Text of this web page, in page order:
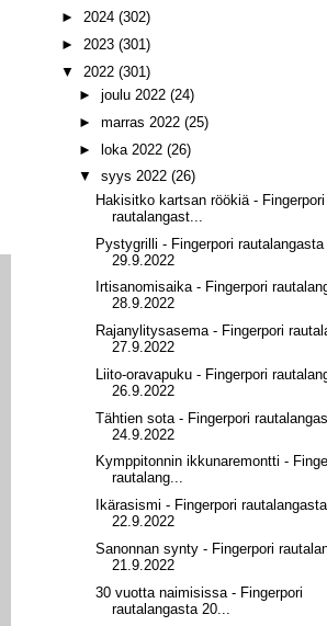
► 2024 (302)
► 2023 (301)
▼ 2022 (301)
► joulu 2022 (24)
► marras 2022 (25)
► loka 2022 (26)
▼ syys 2022 (26)
Hakisitko kartsan röökiä - Fingerpori
rautalangast...
Pystygrilli - Fingerpori rautalangasta
29.9.2022
Irtisanomisaika - Fingerpori
28.9.2022
Rajanylitysasema - Fingerpori
27.9.2022
Liito-oravapuku - Fingerpori
26.9.2022
Tähtien sota - Fingerpori
24.9.2022
Kymppitonnin ikkunaremontti -
rautalang...
Ikärasismi - Fingerpori rautalangasta
22.9.2022
Sanonnan synty - Fingerpori
21.9.2022
30 vuotta naimisissa - Fingerpori
rautalangasta 20...